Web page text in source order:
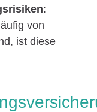
:
von
ist diese